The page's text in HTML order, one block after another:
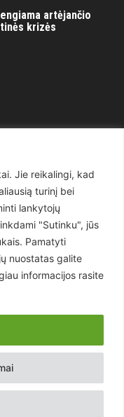
Jie reikalingi, kad
turinį bei
lankytojų
"Sutinku", jūs
Pamatyti
nuostatas galite
informacijos rasite
artėjančio
krizės
1497
619
teisės saugomos.